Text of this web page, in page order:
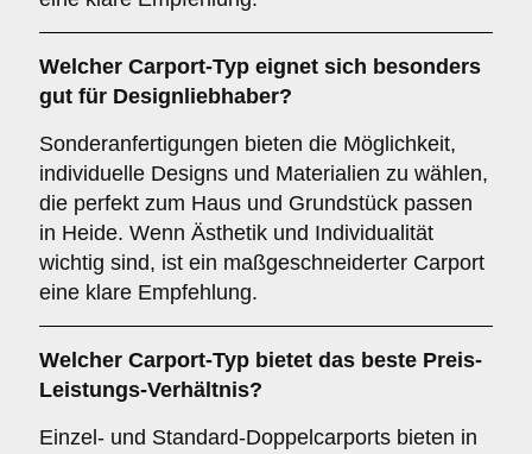
Welcher Carport-Typ eignet sich besonders
gut für Designliebhaber?
Sonderanfertigungen bieten die Möglichkeit,
individuelle Designs und Materialien zu wählen,
die perfekt zum Haus und Grundstück passen
in Heide. Wenn Ästhetik und Individualität
wichtig sind, ist ein maßgeschneiderter Carport
eine klare Empfehlung.
Welcher Carport-Typ bietet das beste Preis-
Leistungs-Verhältnis?
Einzel- und Standard-Doppelcarports bieten in